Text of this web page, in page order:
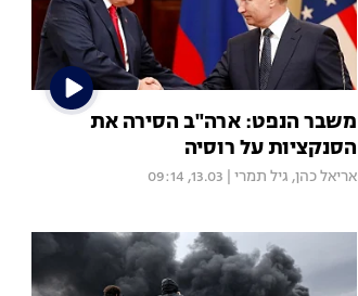
משבר הנפט: ארה"ב הסירה את
הסנקציות על רוסיה
אריאל כהן, גיל תמרי 13.03, 09:14